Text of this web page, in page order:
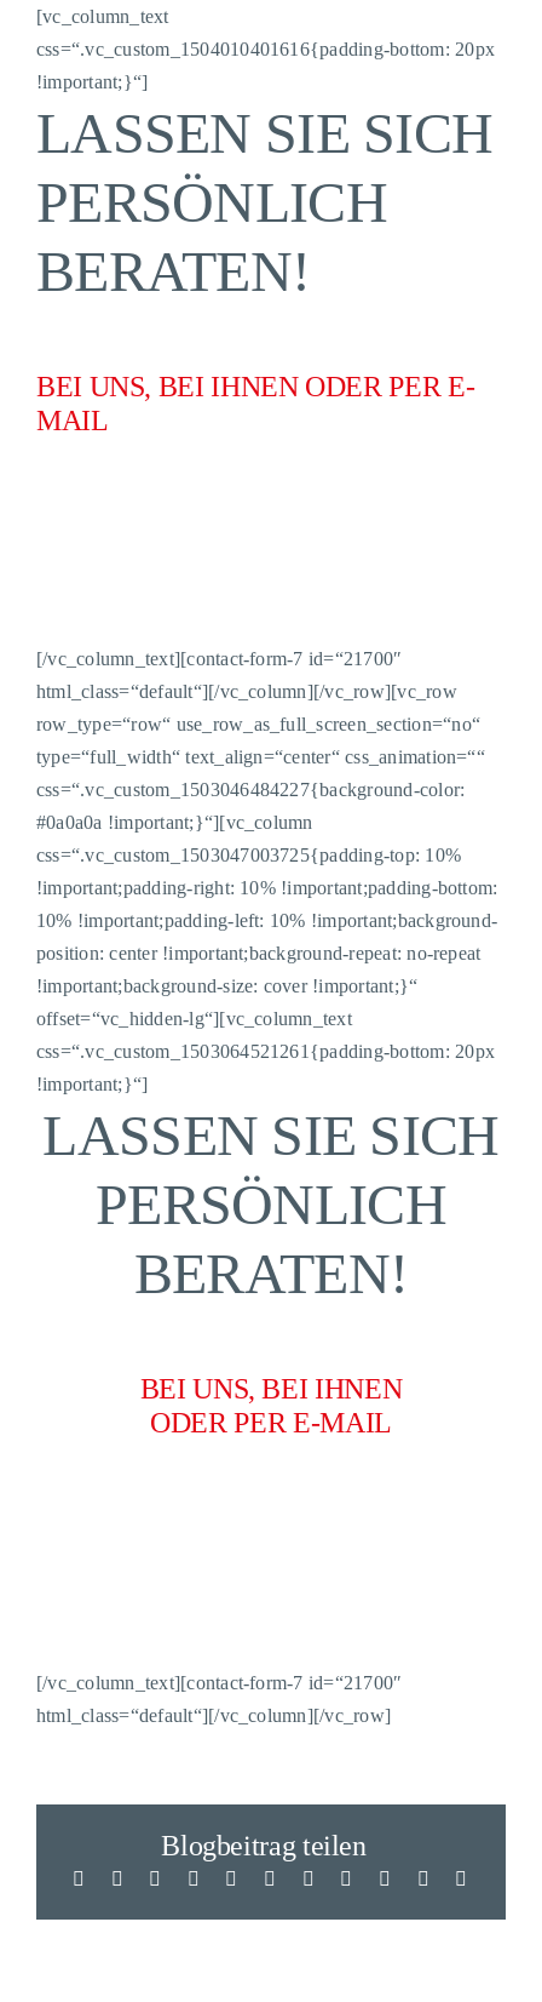
[vc_column_text
css=“.vc_custom_1504010401616{padding-bottom: 20px
!important;}“]
LASSEN SIE SICH
PERSÖNLICH
BERATEN!
BEI UNS, BEI IHNEN ODER PER E-
MAIL
[/vc_column_text][contact-form-7 id=“21700″
html_class=“default“][/vc_column][/vc_row][vc_row
row_type=“row“ use_row_as_full_screen_section=“no“
type=“full_width“ text_align=“center“ css_animation=““
css=“.vc_custom_1503046484227{background-color:
#0a0a0a !important;}“][vc_column
css=“.vc_custom_1503047003725{padding-top: 10%
!important;padding-right: 10% !important;padding-bottom:
10% !important;padding-left: 10% !important;background-
position: center !important;background-repeat: no-repeat
!important;background-size: cover !important;}“
offset=“vc_hidden-lg“][vc_column_text
css=“.vc_custom_1503064521261{padding-bottom: 20px
!important;}“]
LASSEN SIE SICH
PERSÖNLICH
BERATEN!
BEI UNS, BEI IHNEN
ODER PER E-MAIL
[/vc_column_text][contact-form-7 id=“21700″
html_class=“default“][/vc_column][/vc_row]
Blogbeitrag teilen